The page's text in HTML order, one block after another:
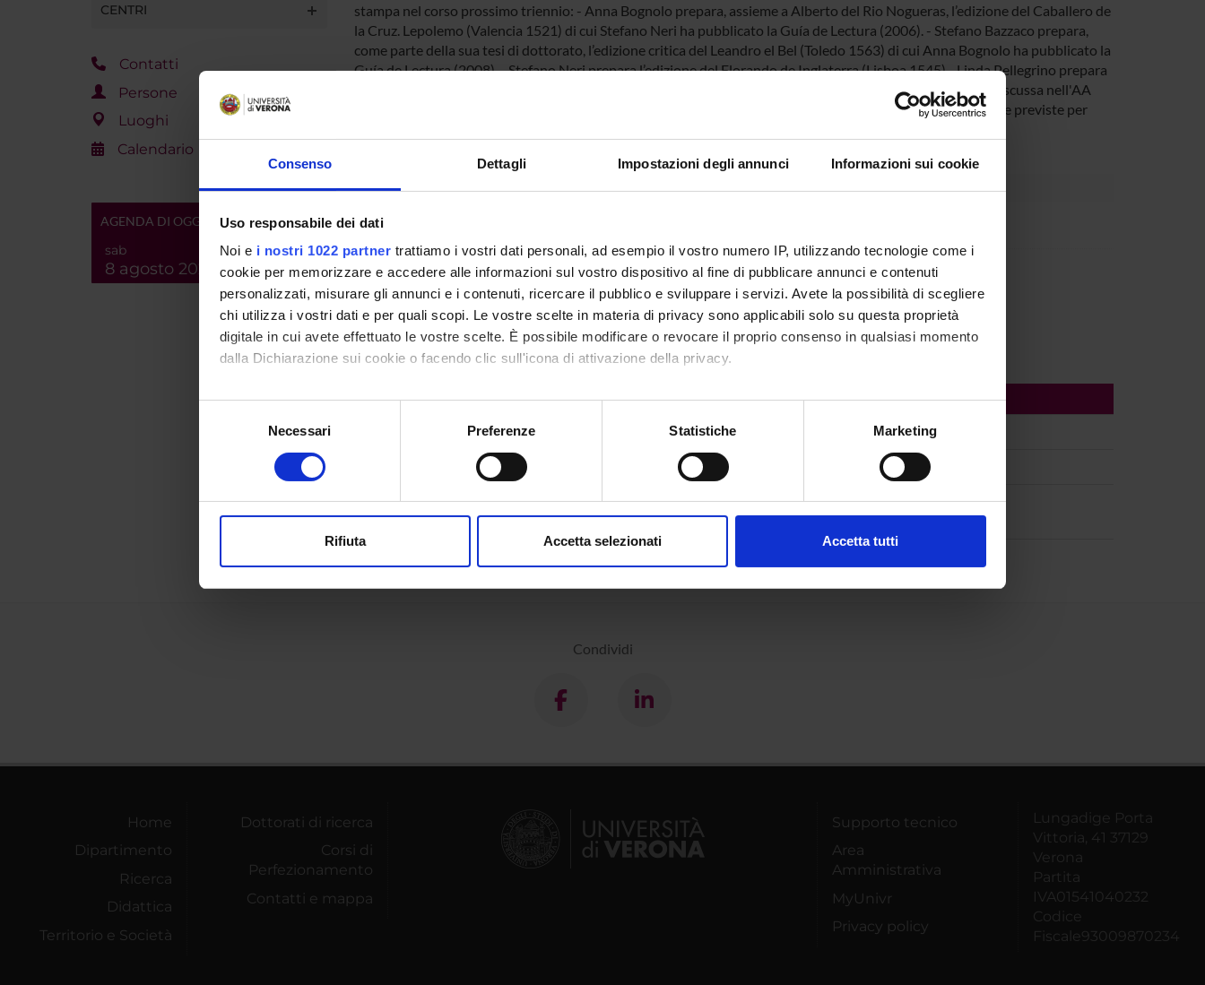
Consenso Dettagli Impostazioni degli annunci Informazioni sui cookie
Uso responsabile dei dati
Noi e i nostri 1022 partner trattiamo i vostri dati personali, ad esempio il vostro numero IP, utilizzando tecnologie come i
cookie per memorizzare e accedere alle informazioni sul vostro dispositivo al fine di pubblicare annunci e contenuti
personalizzati, misurare gli annunci e i contenuti, ricercare il pubblico e sviluppare i servizi. Avete la possibilità di scegliere
chi utilizza i vostri dati e per quali scopi. Le vostre scelte in materia di privacy sono applicabili solo su questa proprietà
digitale in cui avete effettuato le vostre scelte. È possibile modificare o revocare il proprio consenso in qualsiasi momento
dalla Dichiarazione sui cookie o facendo clic sull'icona di attivazione della privacy.
Con il tuo consenso, vorremmo anche:
raccogliere informazioni sulla tua posizione geografica, con un'approssimazione di qualche metro,
digitali).
modificare o ritirare il tuo consenso in qualsiasi momento dalla Dichiarazione sui cookie.
Necessari Preferenze Statistiche Marketing
Rifiuta Accetta selezionati Accetta tutti
CENTRI
Contatti
Persone
Luoghi
Calendario
AGENDA DI OGGI
sab
8 agosto 2026
stampa nel corso prossimo triennio: - Anna Bognolo prepara, assieme a Alberto del Rio Nogueras, l’edizione del Caballero de
la Cruz. Lepolemo (Valencia 1521) di cui Stefano Neri ha pubblicato la Guía de Lectura (2006). - Stefano Bazzaco prepara,
come parte della sua tesi di dottorato, l’edizione critica del Leandro el Bel (Toledo 1563) di cui Anna Bognolo ha pubblicato la
Guía de Lectura (2008). - Stefano Neri prepara l’edizione del Florando de Inglaterra (Lisboa 1545) - Linda Pellegrino prepara
l'edizione del Florisel de Niquea. Partes I-II (Valladolid 1532), parte integrante della sua tesi di dottorato discussa nell'AA
2011/2012. Sono previste missioni di ricerca e partecipazione a congressi specifici in Italia e all'estero. Spese previste per
PARTECIPANTI AL PROGETTO
Stefano Bazzaco
determinato
Anna Bognolo Professore emerito
Stefano Neri Professore associato
Stefania Trujillo
AREE DI RICERCA COINVOLTE DAL PROGETTO
Collections: Prose
Individual authors or works: 1500-ca. 1700
Letterature iberiche e ispano-americane
Romance
Condividi
Home
Dipartimento
Ricerca
Didattica
Territorio e Società
Dottorati di ricerca
Corsi di
Perfezionamento
Contatti e mappa
Supporto tecnico
Area
Amministrativa
MyUnivr
Privacy policy
Lungadige Porta
Vittoria, 41 37129
Verona
Partita
IVA01541040232
Codice
Fiscale93009870234